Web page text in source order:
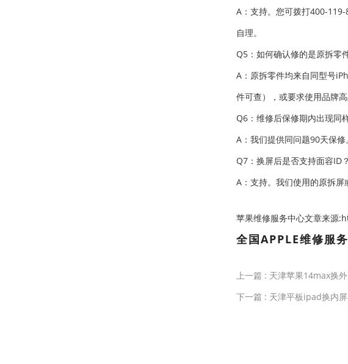
A：支持。您可拨打400-
自理。
Q5：如何确认修的是原拆零
A：原拆零件均来自同型号
件可查），或要求使用品牌
Q6：维修后保修期内出现同
A：我们提供同问题90天保
Q7：换屏后是否支持面容ID？
A：支持。我们使用的原拆屏
苹果维修服务中心文章来
全国APPLE维修服
上一篇 : 天津苹果14max换
下一篇 : 天津平板ipad换内